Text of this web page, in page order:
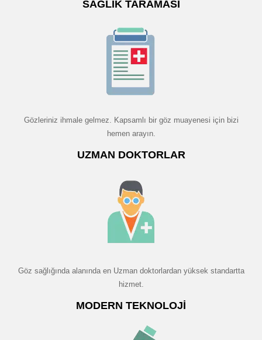
SAĞLIK TARAMASI
Gözleriniz ihmale gelmez. Kapsamlı bir göz muayenesi için bizi
hemen arayın.
UZMAN DOKTORLAR
Göz sağlığında alanında en Uzman doktorlardan yüksek standartta
hizmet.
MODERN TEKNOLOJI